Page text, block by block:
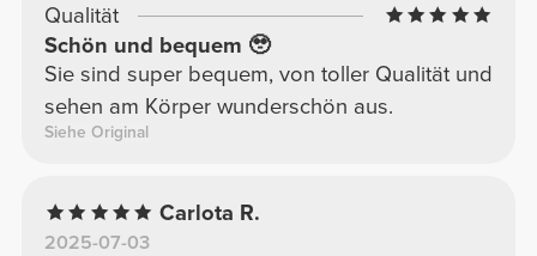
Qualität
Schön und bequem 🥹
Sie sind super bequem, von toller Qualität und
sehen am Körper wunderschön aus.
Siehe Original
Carlota R.
2025-07-03